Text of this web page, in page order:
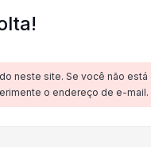
neste site. Se você não está
o endereço de e-mail.